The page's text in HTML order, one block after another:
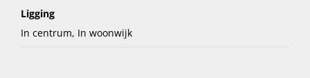
Ligging
In centrum, In woonwijk